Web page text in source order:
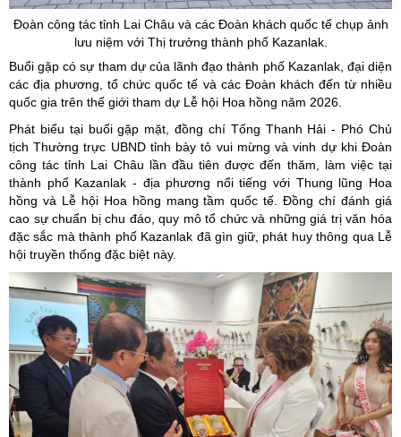
Đoàn công tác tỉnh Lai Châu và các Đoàn khách quốc tế chụp ảnh
lưu niệm với Thị trưởng thành phố Kazanlak.
Buổi gặp có sự tham dự của lãnh đạo thành phố Kazanlak, đại diện
các địa phương, tổ chức quốc tế và các Đoàn khách đến từ nhiều
quốc gia trên thế giới tham dự Lễ hội Hoa hồng năm 2026.
Phát biểu tại buổi gặp mặt, đồng chí Tống Thanh Hải - Phó Chủ
tịch Thường trực UBND tỉnh bày tỏ vui mừng và vinh dự khi Đoàn
công tác tỉnh Lai Châu lần đầu tiên được đến thăm, làm việc tại
thành phố Kazanlak - địa phương nổi tiếng với Thung lũng Hoa
hồng và Lễ hội Hoa hồng mang tầm quốc tế. Đồng chí đánh giá
cao sự chuẩn bị chu đáo, quy mô tổ chức và những giá trị văn hóa
đặc sắc mà thành phố Kazanlak đã gìn giữ, phát huy thông qua Lễ
hội truyền thống đặc biệt này.